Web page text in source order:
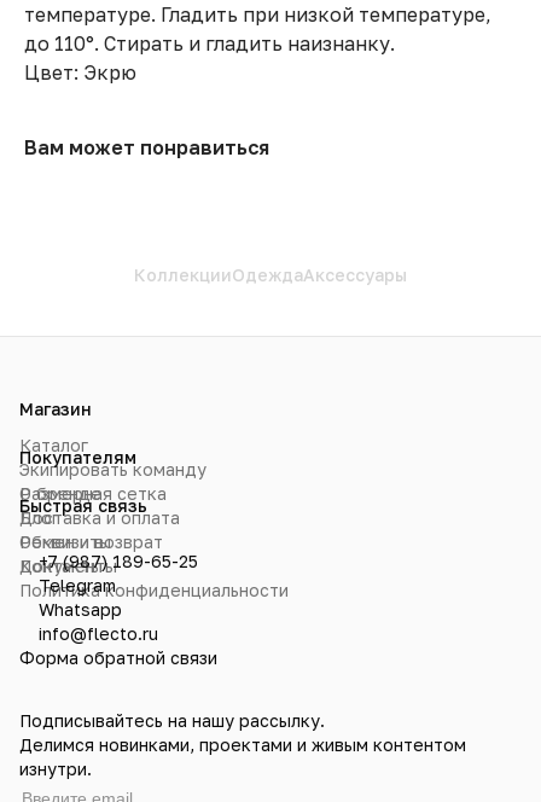
температуре. Гладить при низкой температуре,
до 110°. Стирать и гладить наизнанку.
Цвет: Экрю
Вам может понравиться
КоллекцииОдеждаАксессуары
Магазин
Каталог
Экипировать команду
О бренде
Блог
Реквизиты
Контакты
Покупателям
Размерная сетка
Доставка и оплата
Обмен и возврат
Документы
Политика конфиденциальности
Быстрая связь
+7 (987) 189-65-25
Telegram
Whatsapp
info@flecto.ru
Форма обратной связи
Подписывайтесь на нашу рассылку.
Делимся новинками, проектами и живым контентом
изнутри.